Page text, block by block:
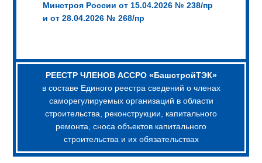
Минстроя России от 15.04.2026 № 238/пр
и от 28.04.2026 № 268/пр
РЕЕСТР ЧЛЕНОВ АССРО «БашстройТЭК»
в составе Единого реестра сведений о членах
саморегулируемых организаций в области
строительства, реконструкции, капитального
ремонта, сноса объектов капитального
строительства и их обязательствах